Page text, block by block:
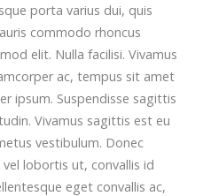
porta varius dui, quis
commodo rhoncus
elit. Nulla facilisi. Vivamus
ac, tempus sit amet
ipsum. Suspendisse sagittis
Vivamus sagittis est eu
vestibulum. Donec
lobortis ut, convallis id
eget convallis ac,